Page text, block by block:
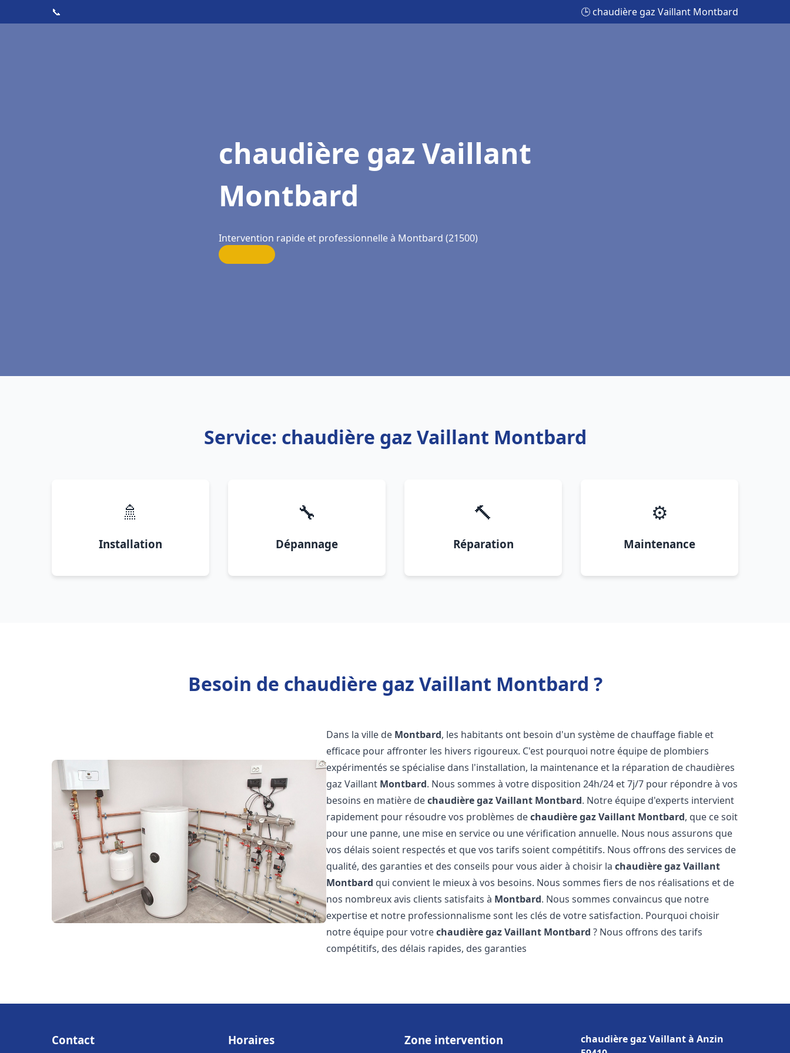
📞 🕒 chaudière gaz Vaillant Montbard
chaudière gaz Vaillant
Montbard
Intervention rapide et professionnelle à Montbard (21500)
Service: chaudière gaz Vaillant Montbard
🚿
Installation
🔧
Dépannage
🔨
Réparation
⚙️
Maintenance
Besoin de chaudière gaz Vaillant Montbard ?
Dans la ville de Montbard, les habitants ont besoin d'un système de chauffage fiable et
efficace pour affronter les hivers rigoureux. C'est pourquoi notre équipe de plombiers
expérimentés se spécialise dans l'installation, la maintenance et la réparation de chaudières
gaz Vaillant Montbard. Nous sommes à votre disposition 24h/24 et 7j/7 pour répondre à vos
besoins en matière dechaudière gaz Vaillant Montbard. Notre équipe d'experts intervient
rapidement pour résoudre vos problèmes dechaudière gaz Vaillant Montbard, que ce soit
pour une panne, une mise en service ou une vérification annuelle. Nous nous assurons que
vos délais soient respectés et que vos tarifs soient compétitifs. Nous offrons des services de
qualité, des garanties et des conseils pour vous aider à choisir lachaudière gaz Vaillant
Montbard qui convient le mieux à vos besoins. Nous sommes fiers de nos réalisations et de
nos nombreux avis clients satisfaits à Montbard. Nous sommes convaincus que notre
expertise et notre professionnalisme sont les clés de votre satisfaction. Pourquoi choisir
notre équipe pour votrechaudière gaz Vaillant Montbard ? Nous offrons des tarifs
compétitifs, des délais rapides, des garanties
Contact Horaires Zone intervention
chaudière gaz Vaillant à Anzin